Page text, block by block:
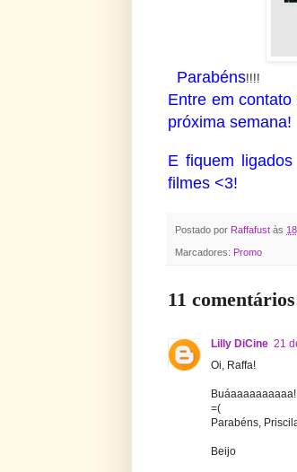
Parabéns!!!!
Entre em
próxima semana!
E fiquem
filmes <3!
Postado por Raffafust às
Marcadores: Promo
11
Lilly DiCine 21
Oi, Raffa!
=(
Parabéns,
Beijo